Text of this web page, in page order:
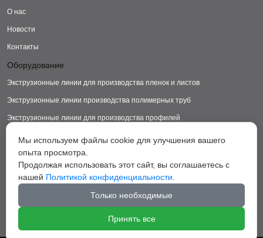
О нас
Новости
Контакты
Оборудование
Экструзионные линии для производства пленок и листов
Экструзионные линии производства полимерных труб
Экструзионные линии для производства профилей
Экструзионные линии для производства пластиковых ковриков
Экструзионные линии для производства грануляторы
Вспомогательное оборудование
Мы используем файлы cookie для улучшения вашего
опыта просмотра.
Продолжая использовать этот сайт, вы соглашаетесь с
нашей Политикой конфиденциальности.
Только необходимые
Принять все